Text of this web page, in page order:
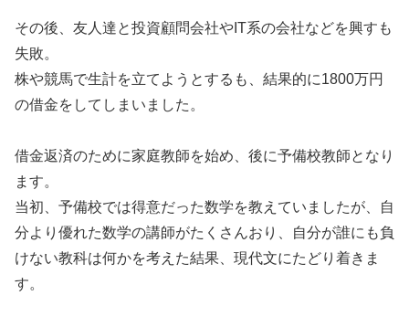
その後、友人達と投資顧問会社やIT系の会社などを興すも
失敗。
株や競馬で生計を立てようとするも、結果的に1800万円
の借金をしてしまいました。
借金返済のために家庭教師を始め、後に予備校教師となり
ます。
当初、予備校では得意だった数学を教えていましたが、自
分より優れた数学の講師がたくさんおり、自分が誰にも負
けない教科は何かを考えた結果、現代文にたどり着きま
す。